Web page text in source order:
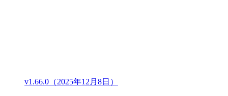
v1.66.0（2025年12月8日）